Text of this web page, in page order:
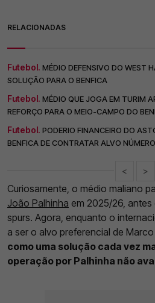
RELACIONADAS
Futebol. MÉDIO DEFENSIVO DO WEST
SOLUÇÃO PARA O BENFICA
Futebol. MÉDIO QUE JOGA EM TURIM
REFORÇO PARA O MEIO-CAMPO DO
Futebol. PODERIO FINANCEIRO DO
BENFICA DE CONTRATAR ALVO
< >
Curiosamente, o médio maliano
João Palhinha em 2025/26,
spurs. Agora, enquanto o
a ser o alvo preferencial de
como uma solução cada vez
operação por Palhinha não